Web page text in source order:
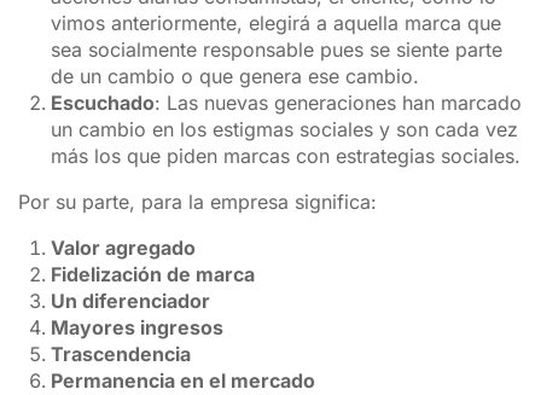
vimos anteriormente, elegirá a aquella marca que
sea socialmente responsable pues se siente parte
de un cambio o que genera ese cambio.
Escuchado: Las nuevas generaciones han marcado
un cambio en los estigmas sociales y son cada vez
más los que piden marcas con estrategias sociales.
Por su parte, para la empresa significa:
Valor agregado
Fidelización de marca
Un diferenciador
Mayores ingresos
Trascendencia
Permanencia en el mercado